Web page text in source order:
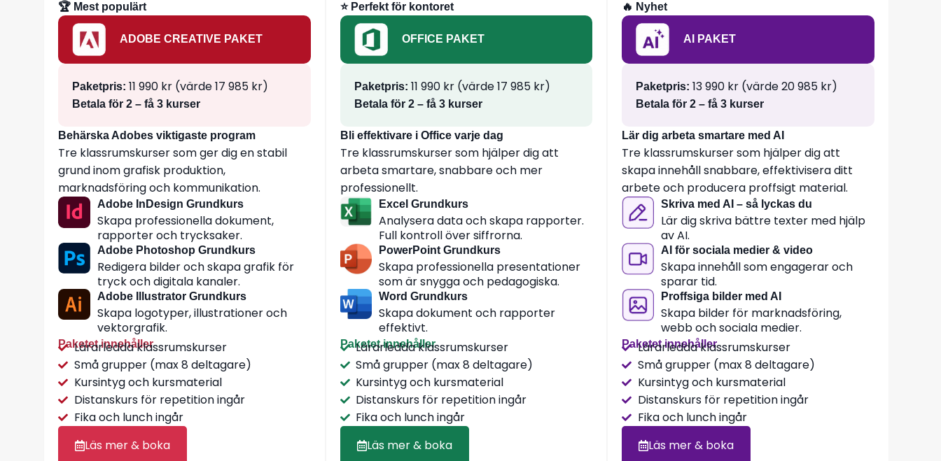
🏆 Mest populärt
ADOBE CREATIVE PAKET
Paketpris: 11 990 kr (värde 17 985 kr)
Betala för 2 – få 3 kurser
Behärska Adobes viktigaste program
Tre klassrumskurser som ger dig en stabil
grund inom grafisk produktion,
marknadsföring och kommunikation.
Adobe InDesign Grundkurs
Skapa professionella dokument,
rapporter och trycksaker.
Adobe Photoshop Grundkurs
Redigera bilder och skapa grafik för
tryck och digitala kanaler.
Adobe Illustrator Grundkurs
Skapa logotyper, illustrationer och
vektorgrafik.
Paketet innehåller
Lärarledda klassrumskurser
Små grupper (max 8 deltagare)
Kursintyg och kursmaterial
Distanskurs för repetition ingår
Fika och lunch ingår
Läs mer & boka
⭐ Perfekt för kontoret
OFFICE PAKET
Paketpris: 11 990 kr (värde 17 985 kr)
Betala för 2 – få 3 kurser
Bli effektivare i Office varje dag
Tre klassrumskurser som hjälper dig att
arbeta smartare, snabbare och mer
professionellt.
Excel Grundkurs
Analysera data och skapa rapporter.
Full kontroll över siffrorna.
PowerPoint Grundkurs
Skapa professionella presentationer
som är snygga och pedagogiska.
Word Grundkurs
Skapa dokument och rapporter
effektivt.
Paketet innehåller
Lärarledda klassrumskurser
Små grupper (max 8 deltagare)
Kursintyg och kursmaterial
Distanskurs för repetition ingår
Fika och lunch ingår
Läs mer & boka
🔥 Nyhet
AI PAKET
Paketpris:13 990 kr (värde 20 985 kr)
Betala för 2 – få 3 kurser
Lär dig arbeta smartare med AI
Tre klassrumskurser som hjälper dig att
skapa innehåll snabbare, effektivisera ditt
arbete och producera proffsigt material.
Skriva med AI – så lyckas du
Lär dig skriva bättre texter med hjälp
av AI.
AI för sociala medier & video
Skapa innehåll som engagerar och
sparar tid.
Proffsiga bilder med AI
Skapa bilder för marknadsföring,
webb och sociala medier.
Paketet innehåller
Lärarledda klassrumskurser
Små grupper (max 8 deltagare)
Kursintyg och kursmaterial
Distanskurs för repetition ingår
Fika och lunch ingår
Läs mer & boka